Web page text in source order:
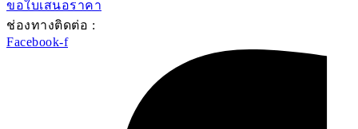
ขอใบเสนอราคา
ช่องทางติดต่อ :
Facebook-f